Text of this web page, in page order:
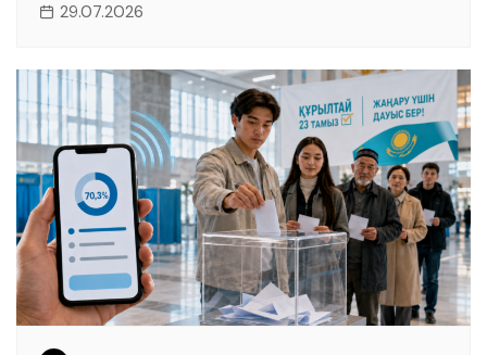
29.07.2026